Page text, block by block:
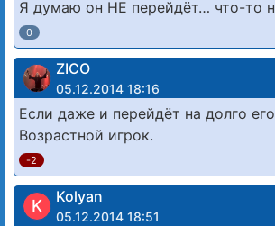
Я думаю он НЕ перейдёт… что-то
0
ZICO
05.12.2014 18:16
Если даже и перейдёт на долго
Возрастной игрок.
-2
K Kolyan
05.12.2014 18:51